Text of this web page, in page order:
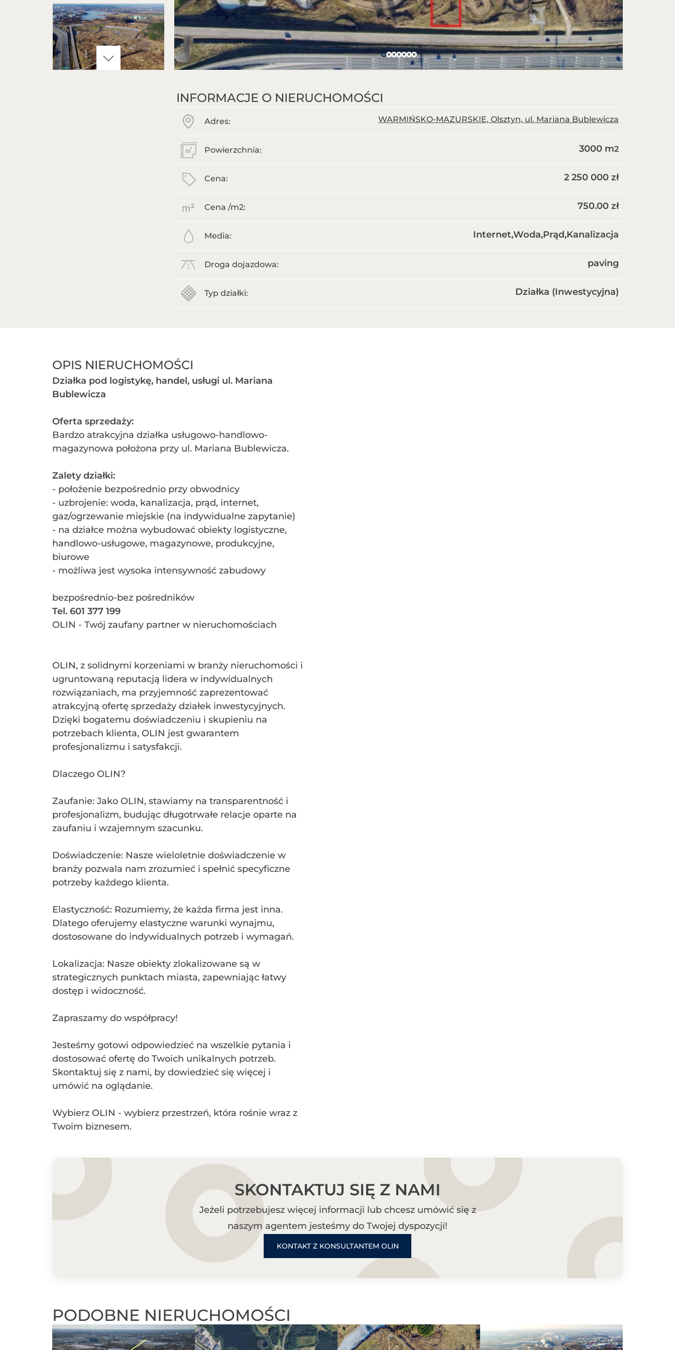
INFORMACJE O NIERUCHOMOŚCI
Adres: WARMIŃSKO-MAZURSKIE, Olsztyn, ul. Mariana Bublewicza
Powierzchnia: 3000 m2
Cena: 2 250 000 zł
Cena /m2: 750.00 zł
Media: Internet Woda Prąd Kanalizacja
Droga dojazdowa: paving
Typ działki: Działka (Inwestycyjna)
OPIS NIERUCHOMOŚCI
Działka pod logistykę, handel, usługi ul. Mariana
Bublewicza
Oferta sprzedaży:
Bardzo atrakcyjna działka usługowo-handlowo-
magazynowa położona przy ul. Mariana Bublewicza.
Zalety działki:
- położenie bezpośrednio przy obwodnicy
- uzbrojenie: woda, kanalizacja, prąd, internet,
gaz/ogrzewanie miejskie (na indywidualne zapytanie)
- na działce można wybudować obiekty logistyczne,
handlowo-usługowe, magazynowe, produkcyjne,
biurowe
- możliwa jest wysoka intensywność zabudowy
bezpośrednio-bez pośredników
Tel. 601 377 199
OLIN - Twój zaufany partner w nieruchomościach
OLIN, z solidnymi korzeniami w branży nieruchomości i
ugruntowaną reputacją lidera w indywidualnych
rozwiązaniach, ma przyjemność zaprezentować
atrakcyjną ofertę sprzedaży działek inwestycyjnych.
Dzięki bogatemu doświadczeniu i skupieniu na
potrzebach klienta, OLIN jest gwarantem
profesjonalizmu i satysfakcji.
Dlaczego OLIN?
Zaufanie: Jako OLIN, stawiamy na transparentność i
profesjonalizm, budując długotrwałe relacje oparte na
zaufaniu i wzajemnym szacunku.
Doświadczenie: Nasze wieloletnie doświadczenie w
branży pozwala nam zrozumieć i spełnić specyficzne
potrzeby każdego klienta.
Elastyczność: Rozumiemy, że każda firma jest inna.
Dlatego oferujemy elastyczne warunki wynajmu,
dostosowane do indywidualnych potrzeb i wymagań.
Lokalizacja: Nasze obiekty zlokalizowane są w
strategicznych punktach miasta, zapewniając łatwy
dostęp i widoczność.
Zapraszamy do współpracy!
Jesteśmy gotowi odpowiedzieć na wszelkie pytania i
dostosować ofertę do Twoich unikalnych potrzeb.
Skontaktuj się z nami, by dowiedzieć się więcej i
umówić na oglądanie.
Wybierz OLIN - wybierz przestrzeń, która rośnie wraz z
Twoim biznesem.
SKONTAKTUJ SIĘ Z NAMI
Jeżeli potrzebujesz więcej informacji lub chcesz umówić się z
naszym agentem jesteśmy do Twojej dyspozycji!
KONTAKT Z KONSULTANTEM OLIN
PODOBNE NIERUCHOMOŚCI